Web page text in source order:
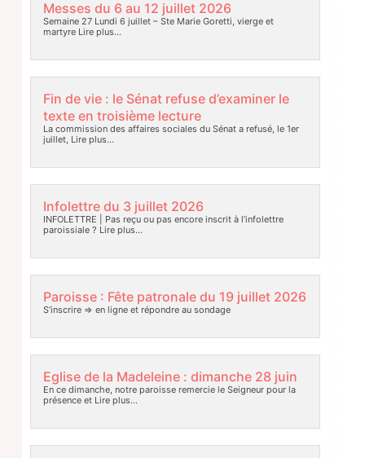
Messes du 6 au 12 juillet 2026
Semaine 27 Lundi 6 juillet – Ste Marie Goretti, vierge et
martyreLire plus…
Fin de vie : le Sénat refuse d’examiner le
texte en troisième lecture
La commission des affaires sociales du Sénat a refusé, le 1er
juillet, Lire plus…
Infolettre du 3 juillet 2026
INFOLETTRE | Pas reçu ou pas encore inscrit à l’infolettre
paroissiale ? Lire plus…
Paroisse : Fête patronale du 19 juillet 2026
S’inscrire => en ligne et répondre au sondage
Eglise de la Madeleine : dimanche 28 juin
En ce dimanche, notre paroisse remercie le Seigneur pour la
présence etLire plus…